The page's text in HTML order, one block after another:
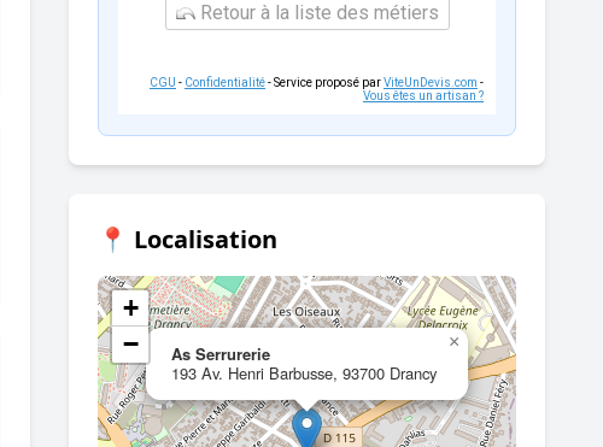
Retour à la liste des métiers
CGU - Confidentialité- Service proposé parViteUnDevis.com -
Vous êtes un artisan ?
📍 Localisation
As Serrurerie
193 Av. Henri Barbusse, 93700 Drancy
×
+
−